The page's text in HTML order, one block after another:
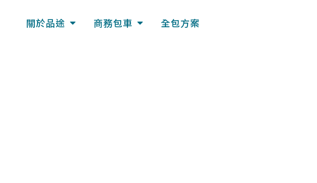
關於品途 商務包車 全包方案